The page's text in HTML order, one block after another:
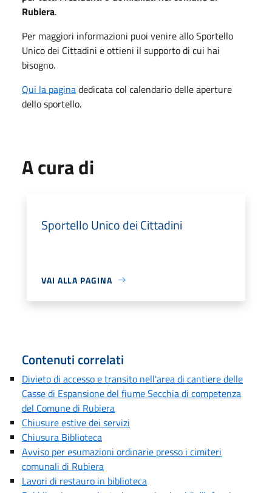
Rubiera.
Per maggiori informazioni puoi venire allo Sportello
Unico dei Cittadini e ottieni il supporto di cui hai
bisogno.
Qui la paginadedicata col calendario delle aperture
dello sportello.
A cura di
Sportello Unico dei Cittadini
VAI ALLA PAGINA
Contenuti correlati
Divieto di accesso e transito nell'area di cantiere delle
Casse di Espansione del fiume Secchia di competenza
del Comune di Rubiera
Chiusure estive dei servizi
Chiusura Biblioteca
Avviso per esumazioni ordinarie presso i cimiteri
comunali di Rubiera
Lavori di restauro in biblioteca